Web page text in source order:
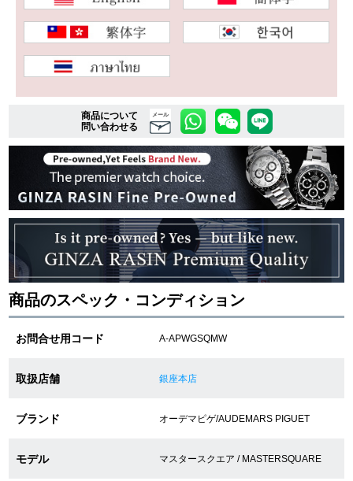
WEB限定品 SALE
詳細検索はこちら
ご利用ガイド
GINZA RASINのプレミアムクオリティについて
送料・お支払方法
ショッピングローンの流れ
よくある質問
お問い合わせ
商品について
問い合わせる
メール
商品のスペック・コンディション
お問合せ用コード A-APWGSQMW
取扱店舗 銀座本店
ブランド オーデマピゲ/AUDEMARS PIGUET
モデル マスタースクエア / MASTERSQUARE